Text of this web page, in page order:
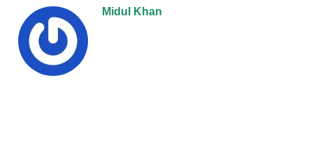
Midul Khan